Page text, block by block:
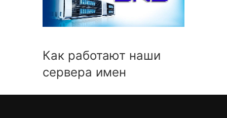
Как работают наши
сервера имен